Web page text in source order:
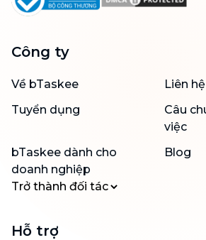
Công ty
Về bTaskee
Liên hệ
Tuyển dụng
Câu
việc
bTaskee dành cho
doanh nghiệp
Blog
Trở thành đối tác
Hỗ trợ